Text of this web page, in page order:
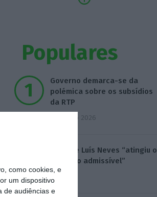
como cookies, e
um dispositivo
de audiências e
Populares
Governo demarca-se da
polémica sobre os subsídios
da RTP
6 Agosto 2026
Caso de Luís Neves “atingiu o
limite do admissível”